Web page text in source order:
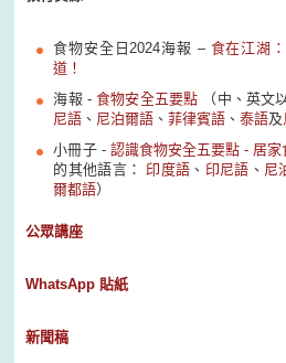
食物安全日2024海報 – 食在江湖
道！
海報 -食物安全五要點 （中、英文
尼語 、 尼泊爾語 、菲律賓語 、泰語及
小冊子 - 認識食物安全五要點 - 居家
的其他語言： 印度語 、 印尼語 、 尼
爾都語）
公眾講座
WhatsApp 貼紙
新聞稿